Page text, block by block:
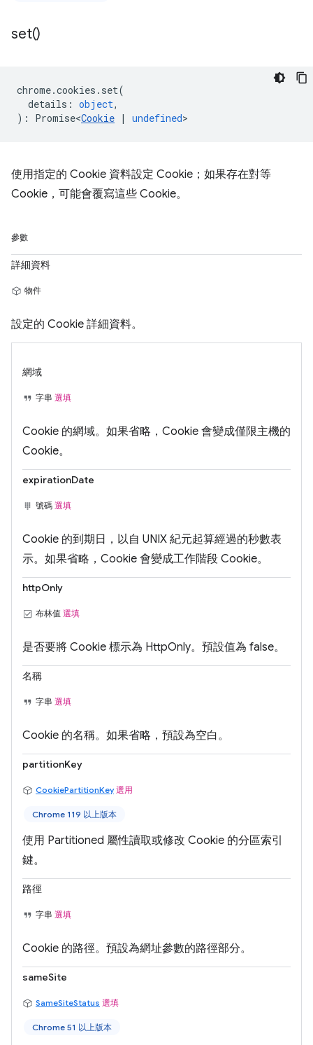
set()
chrome.cookies . set(
details : object,
) : Promise<Cookie | undefined>
使用指定的 Cookie 資料設定 Cookie；如果存在對等
Cookie，可能會覆寫這些 Cookie。
參數
詳細資料
物件
設定的 Cookie 詳細資料。
網域
字串 選填
Cookie 的網域。如果省略，Cookie 會變成僅限主機的
Cookie。
expirationDate
號碼 選填
Cookie 的到期日，以自 UNIX 紀元起算經過的秒數表
示。如果省略，Cookie 會變成工作階段 Cookie。
httpOnly
布林值 選填
是否要將 Cookie 標示為 HttpOnly。預設值為 false。
名稱
字串 選填
Cookie 的名稱。如果省略，預設為空白。
partitionKey
CookiePartitionKey 選用
Chrome 119 以上版本
使用 Partitioned 屬性讀取或修改 Cookie 的分區索引
鍵。
路徑
字串 選填
Cookie 的路徑。預設為網址參數的路徑部分。
sameSite
SameSiteStatus 選填
Chrome 51 以上版本